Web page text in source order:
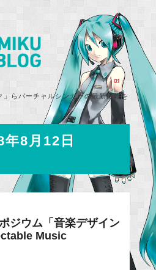
」らバーチャルシンガーの最新情報を
年8月12日
ジウム「音楽デザイン
Music